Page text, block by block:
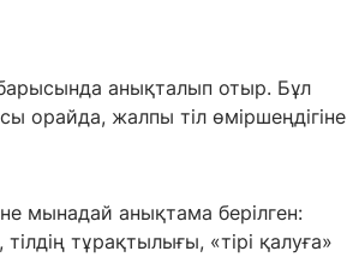
барысында анықталып отыр. Бұл
орайда, жалпы тіл өміршеңдігіне
мынадай анықтама берілген:
тұрақтылығы, «тірі қалуға»